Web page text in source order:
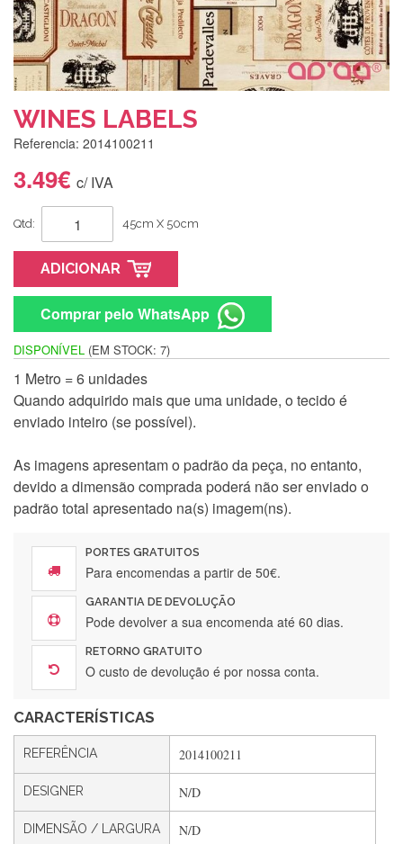
WINES LABELS
Referencia: 2014100211
3.49€ c/ IVA
Qtd: 45cm X 50cm
ADICIONAR
Comprar pelo WhatsApp
DISPONÍVEL (EM STOCK: 7)
1 Metro = 6 unidades
Quando adquirido mais que uma unidade, o tecido é
enviado inteiro (se possível).
As imagens apresentam o padrão da peça, no entanto,
devido a dimensão comprada poderá não ser enviado o
padrão total apresentado na(s) imagem(ns).
PORTES GRATUITOS
Para encomendas a partir de 50€.
GARANTIA DE DEVOLUÇÃO
Pode devolver a sua encomenda até 60 dias.
RETORNO GRATUITO
O custo de devolução é por nossa conta.
CARACTERÍSTICAS
REFERÊNCIA 2014100211
DESIGNER N/D
DIMENSÃO / LARGURA N/D
Encomenda direitinha. Rapidez e segurança. Volto a
encomendar.
Silvia André
Gostei ,Serviço bastante rápido. recomendo